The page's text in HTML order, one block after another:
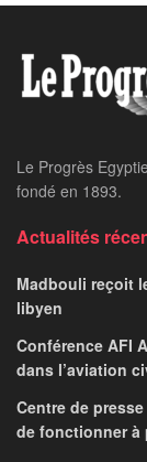
Le Progrès
fondé en 1893.
Actualités
Madbouli reçoit
libyen
Conférence AFI
dans l’aviation
Centre de
de fonctionner à